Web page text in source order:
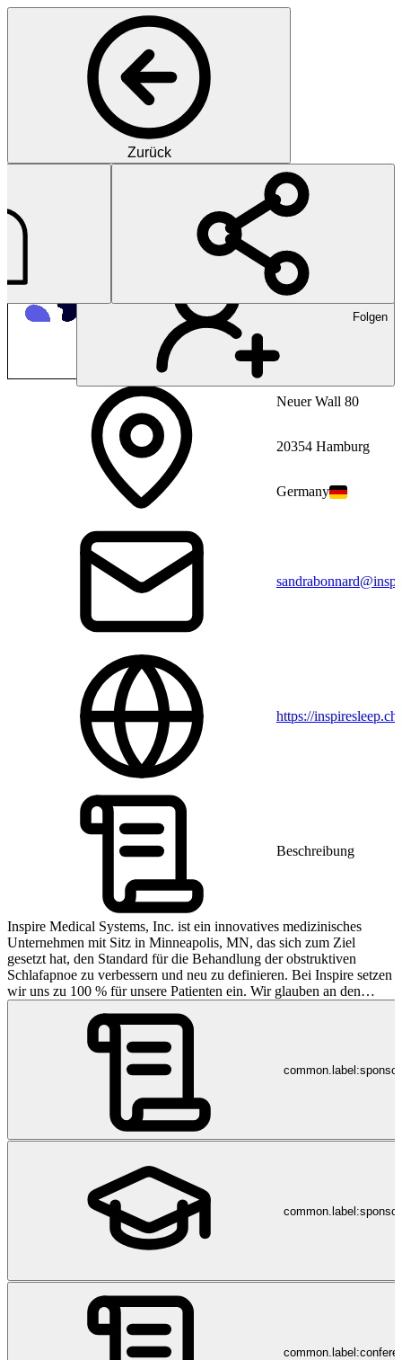
Zurück
Folgen
Revolutionäre Technologie
Neuer Wall 80
20354 Hamburg
Germany
https://inspiresleep.ch
Beschreibung
Inspire Medical Systems, Inc. ist ein innovatives medizinisches
Unternehmen mit Sitz in Minneapolis, MN, das sich zum Ziel
gesetzt hat, den Standard für die Behandlung der obstruktiven
Schlafapnoe zu verbessern und neu zu definieren. Bei Inspire setzen
wir uns zu 100 % für unsere Patienten ein. Wir glauben an den
Aufbau enger Beziehungen zu Ärzten und medizinischem
Fachpersonal, damit wir unsere Patienten bei der Bewältigung dieser
schwierigen Erkrankung direkt unterstützen und für sie eintreten
können. Wir haben ein tiefes Verständnis für die Komplexität und
die Schwierigkeiten, die eine obstruktive Schlafapnoe mit sich
zukommen zu lassen, die er benötigt. Unsere revolutionäre
Technologie ist das erste von der FDA zugelassene Gerät für
obstruktive Schlafapnoe, das die eigentliche Ursache der
natürlichen Atmungsprozess des Patienten zusammenarbeitet.
Unsere sichere und nachweislich wirksame Technologie verbessert
die Lebensqualität, indem sie denjenigen, die mit ihrer derzeitigen
Behandlung der obstruktiven Schlafapnoe zu kämpfen haben, einen
lebensverändernden Schlaf ermöglicht. Inspire wurde im Jahr 2007
gegründet, als die Inspire-Technologie, sowie das technologische
wurden. Besuchen Sie uns auch auf Youtube » oder Instagram »
www.InspireSleep.ch www.InspireSleep.com Inspire Therapie –
Schlafapnoe-Behandlung ohne CPAP-Maske